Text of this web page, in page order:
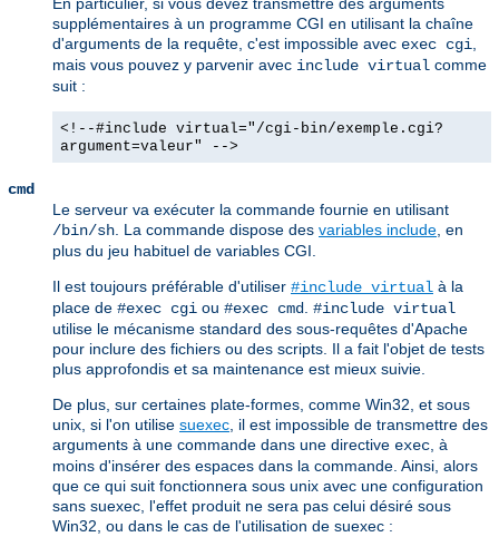
En particulier, si vous devez transmettre des arguments
supplémentaires à un programme CGI en utilisant la chaîne
d'arguments de la requête, c'est impossible avec exec cgi,
mais vous pouvez y parvenir avec include virtual comme
suit :
<!--#include virtual="/cgi-bin/exemple.cgi?
argument=valeur" -->
cmd
Le serveur va exécuter la commande fournie en utilisant
/bin/sh. La commande dispose des variables include, en
plus du jeu habituel de variables CGI.
Il est toujours préférable d'utiliser #include virtual à la
place de #exec cgi ou #exec cmd. #include virtual
utilise le mécanisme standard des sous-requêtes d'Apache
pour inclure des fichiers ou des scripts. Il a fait l'objet de tests
plus approfondis et sa maintenance est mieux suivie.
De plus, sur certaines plate-formes, comme Win32, et sous
unix, si l'on utilise suexec, il est impossible de transmettre des
arguments à une commande dans une directive exec, à
moins d'insérer des espaces dans la commande. Ainsi, alors
que ce qui suit fonctionnera sous unix avec une configuration
sans suexec, l'effet produit ne sera pas celui désiré sous
Win32, ou dans le cas de l'utilisation de suexec :